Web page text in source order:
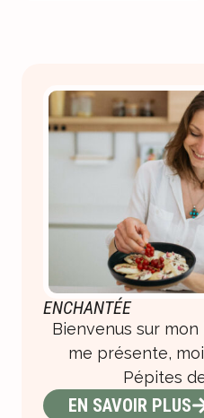
ENCHANTÉE
Bienvenus sur
me présente,
Pépites
EN SAVOIR PLUS